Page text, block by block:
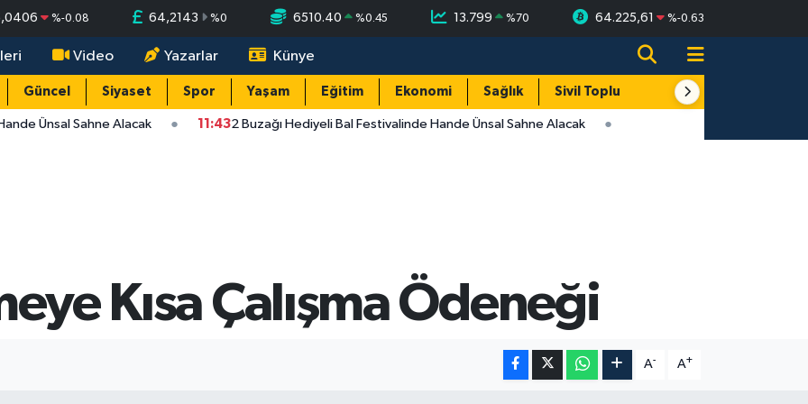
%-0.08 64,2143 %0 6510.40 %0.45 13.799 %70 64.225,61 %-0.63
Video Yazarlar Künye
Güncel Siyaset Spor Yaşam Eğitim Ekonomi Sağlık Sivil Toplum Turizm
Ünsal Sahne Alacak 11:432 Buzağı Hediyeli Bal Festivalinde Hande Ünsal Sahne Alacak
Kısa Çalışma Ödeneği
A- A+